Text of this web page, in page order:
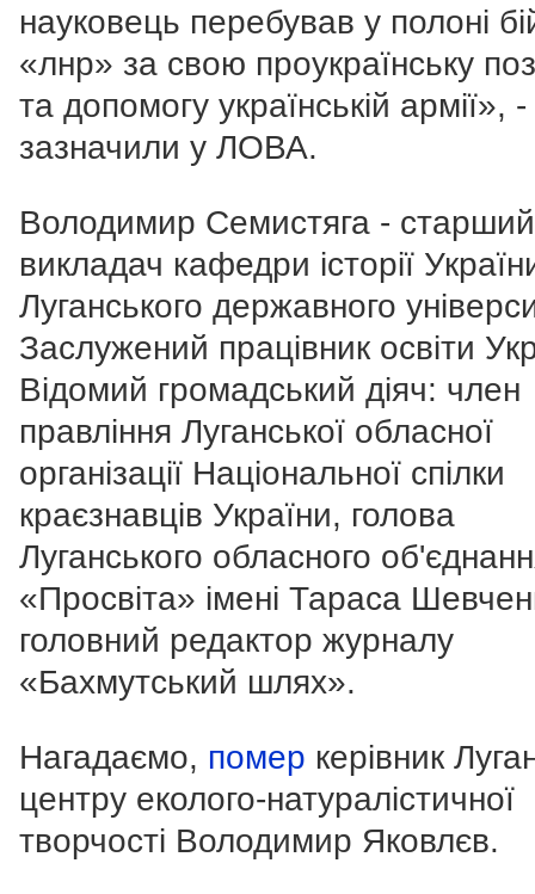
науковець перебував у полоні
«лнр» за свою проукраїнську
та допомогу українській армії», -
зазначили у ЛОВА.
Володимир Семистяга - старший
викладач кафедри історії
Луганського державного
Заслужений працівник освіти
Відомий громадський діяч: член
правління Луганської обласної
організації Національної спілки
краєзнавців України, голова
Луганського обласного
«Просвіта» імені Тараса
головний редактор журналу
«Бахмутський шлях».
Нагадаємо, помер керівник
центру еколого-натуралістичної
творчості Володимир Яковлєв.